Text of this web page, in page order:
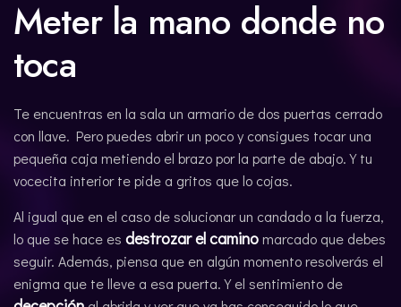
Meter la mano donde no
toca
Te encuentras en la sala un armario de dos puertas cerrado
con llave. Pero puedes abrir un poco y consigues tocar una
pequeña caja metiendo el brazo por la parte de abajo. Y tu
vocecita interior te pide a gritos que lo cojas.
Al igual que en el caso de solucionar un candado a la fuerza,
lo que se hace es destrozar el caminomarcado que debes
seguir. Además, piensa que en algún momento resolverás el
enigma que te lleve a esa puerta. Y el sentimiento de